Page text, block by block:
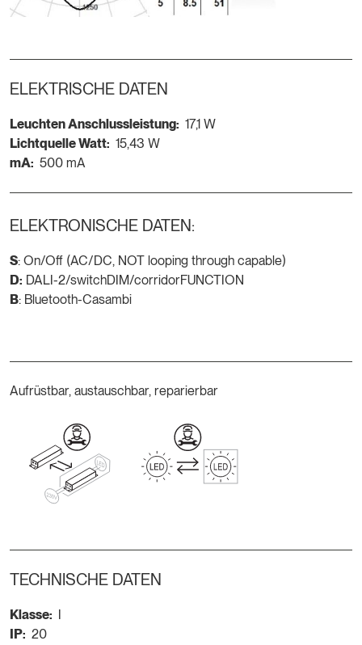
ELEKTRISCHE DATEN
Leuchten Anschlussleistung: 17,1 W
Lichtquelle Watt: 15,43 W
mA: 500 mA
ELEKTRONISCHE DATEN:
S: On/Off (AC/DC, NOT looping through capable)
D: DALI-2/switchDIM/corridorFUNCTION
B: Bluetooth-Casambi
Aufrüstbar, austauschbar, reparierbar
TECHNISCHE DATEN
Klasse:
IP: 20